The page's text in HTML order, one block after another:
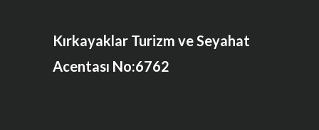
Kırkayaklar Turizm ve Seyahat
Acentası No:6762